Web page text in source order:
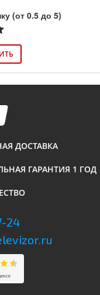
(от 0.5 до 5)
ДОСТАВКА
ГАРАНТИЯ 1 ГОД
24